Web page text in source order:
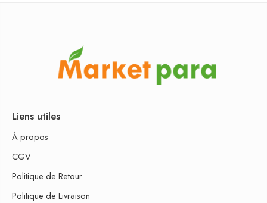
Liens utiles
À propos
CGV
Politique de Retour
Politique de Livraison